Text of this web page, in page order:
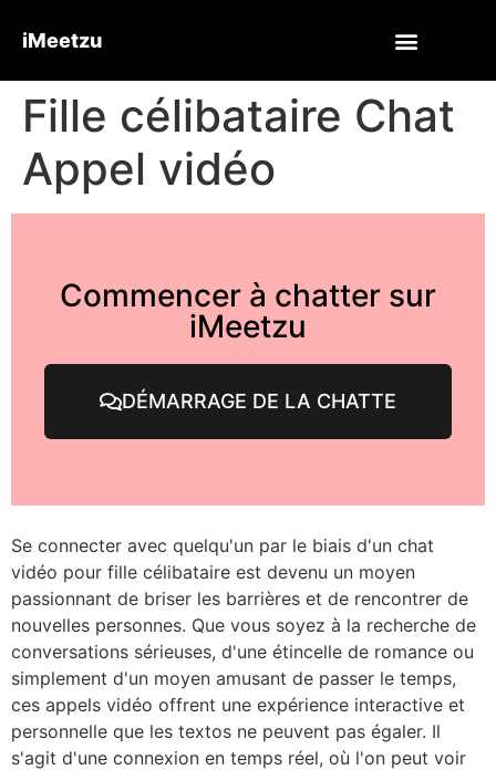
iMeetzu
Fille célibataire Chat
Appel vidéo
Commencer à chatter sur
iMeetzu
DÉMARRAGE DE LA CHATTE
Se connecter avec quelqu'un par le biais d'un chat
vidéo pour fille célibataire est devenu un moyen
passionnant de briser les barrières et de rencontrer de
nouvelles personnes. Que vous soyez à la recherche de
conversations sérieuses, d'une étincelle de romance ou
simplement d'un moyen amusant de passer le temps,
ces appels vidéo offrent une expérience interactive et
personnelle que les textos ne peuvent pas égaler. Il
s'agit d'une connexion en temps réel, où l'on peut voir